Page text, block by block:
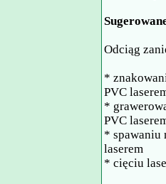
Odciąg
*
PVC
*
PVC
* spawaniu
laserem
* cięciu